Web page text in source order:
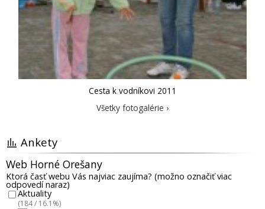
Cesta k vodníkovi 2011
Všetky fotogalérie ›
Ankety
Web Horné Orešany
Ktorá časť webu Vás najviac zaujíma? (možno označiť viac
odpovedí naraz)
Aktuality
(184 / 16.1%)